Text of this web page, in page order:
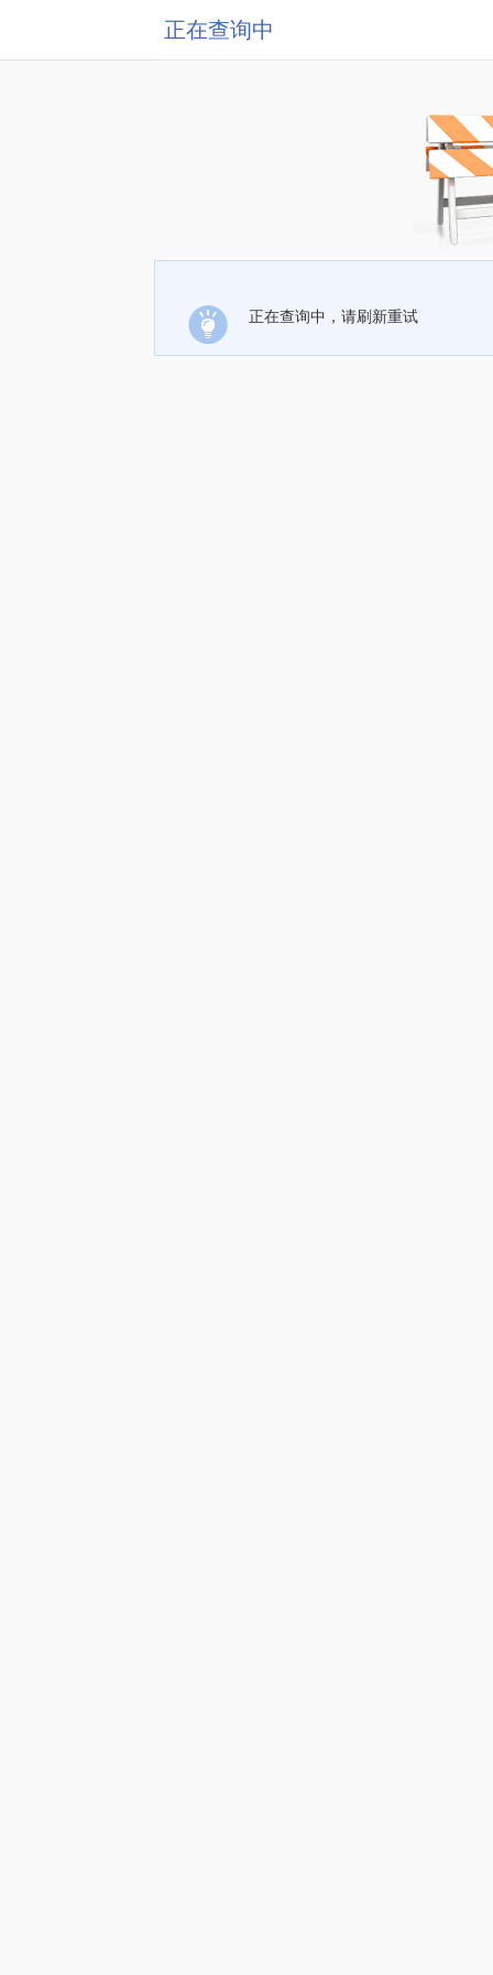
正在查询中
正在查询中，请刷新重试